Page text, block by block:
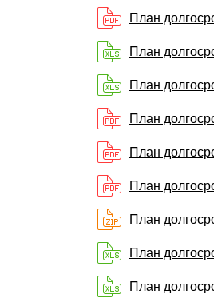
План
План
План
План
План
План
План
План
План